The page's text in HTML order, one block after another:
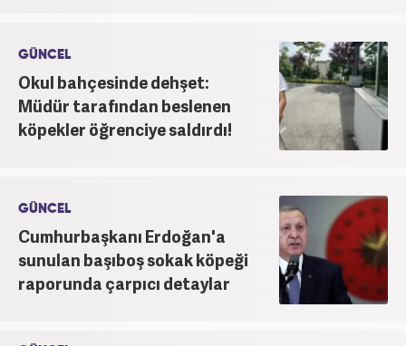
GÜNCEL
Okul bahçesinde dehşet:
Müdür tarafından beslenen
köpekler öğrenciye saldırdı!
GÜNCEL
Cumhurbaşkanı Erdoğan'a
sunulan başıboş sokak köpeği
raporunda çarpıcı detaylar